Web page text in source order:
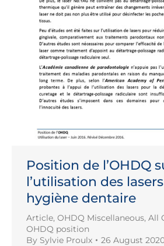
Position de l’OHDQ
l’utilisation des
hygiène dentaire
Article, OHDQ Miscellaneous, All
OHDQ position
By Sylvie Proulx 26 August